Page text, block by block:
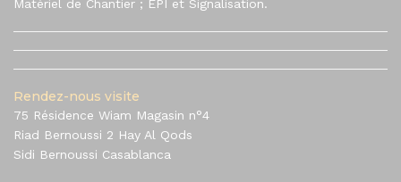
Matériel de Chantier ; EPI et Signalisation.
Rendez-nous visite
75 Résidence Wiam Magasin n°4
Riad Bernoussi 2 Hay Al Qods
Sidi Bernoussi Casablanca